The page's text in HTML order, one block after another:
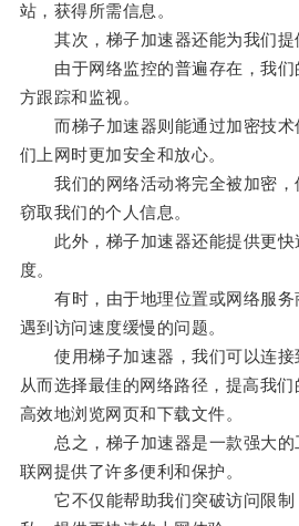
站，获得所需信息。
其次，梯子加速器还能为我们提
由于网络监控的普遍存在，我们
方跟踪和监视。
而梯子加速器则能通过加密技术
们上网时更加安全和放心。
我们的网络活动将完全被加密，
窃取我们的个人信息。
此外，梯子加速器还能提供更快
度。
有时，由于地理位置或网络服务
遇到访问速度缓慢的问题。
使用梯子加速器，我们可以连接
从而选择最佳的网络路径，提高我
高效地浏览网页和下载文件。
总之，梯子加速器是一款强大的
联网提供了许多便利和保护。
它不仅能帮助我们突破访问限制